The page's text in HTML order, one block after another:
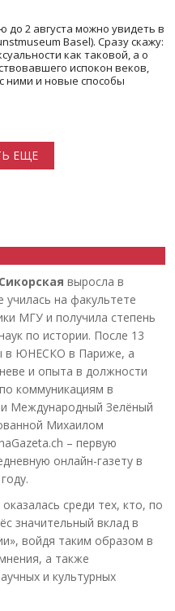
до 2 августа можно увидеть в
Basel). Сразу скажу:
как таковой, а о
испокон веков,
ними и новые способы
ЕЩЕ
выросла в
училась на факультете
МГУ и получила степень
по истории. После 13
в ЮНЕСКО в Париже, а
и опыта в должности
коммуникациям в
Международный Зелёный
Михаилом
– первую
онлайн-газету в
среди тех, кто, по
значительный вклад в
войдя таким образом в
а также
и культурных